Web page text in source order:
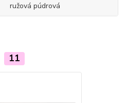
ružová púdrová
11